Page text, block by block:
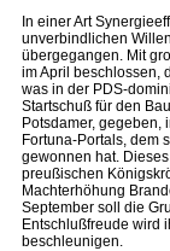
In einer Art
unverbindlichen
übergegangen. Mit
im April beschlossen,
was in der PDS-
Startschuß für den
Potsdamer, gegeben,
Fortuna-Portals, dem
gewonnen hat.
preußischen
Machterhöhung
September soll die
Entschlußfreude wird
beschleunigen.